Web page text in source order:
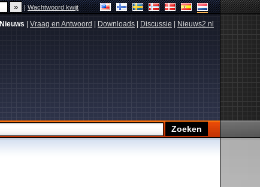
|Wachtwoord kwijt
Nieuws Vraag en Antwoord Downloads Discussie Nieuws2.nl